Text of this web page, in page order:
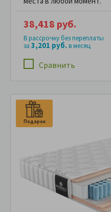
Сравнить
38,418 руб.
В рассрочку без переплаты
за 3,201 руб.в месяц
Подарок